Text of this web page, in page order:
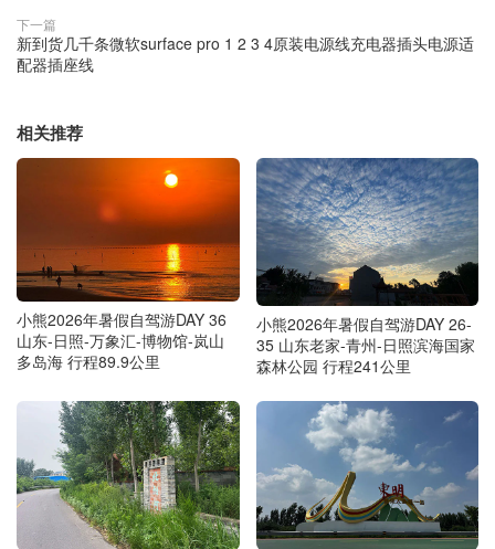
下一篇
新到货几千条微软surface pro 1 2 3 4原装电源线充电器插头电源适
配器插座线
相关推荐
小熊2026年暑假自驾游DAY 36
山东-日照-万象汇-博物馆-岚山
多岛海 行程89.9公里
小熊2026年暑假自驾游DAY 26-
35 山东老家-青州-日照滨海国家
森林公园 行程241公里